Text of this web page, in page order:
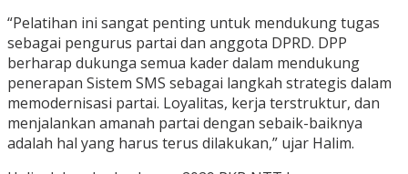
“Pelatihan ini sangat penting untuk mendukung tugas
sebagai pengurus partai dan anggota DPRD. DPP
berharap dukunga semua kader dalam mendukung
penerapan Sistem SMS sebagai langkah strategis dalam
memodernisasi partai. Loyalitas, kerja terstruktur, dan
menjalankan amanah partai dengan sebaik-baiknya
adalah hal yang harus terus dilakukan,” ujar Halim.